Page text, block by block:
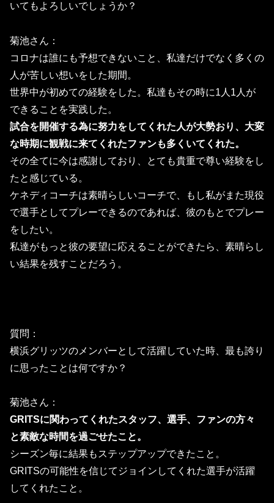
いてもよろしいでしょうか？
菊池さん：
コロナは誰にも予想できないこと、私達だけでなく多くの
人が苦しい想いをした期間。
世界中が初めての経験をした。私達もその時に1人1人が
できることを実践した。
試合を開催する為に努力をしてくれた人が大勢おり、大変
な時期に観戦に来てくれたファンも多くいてくれた。
その全てに今は感謝しており、とても貴重で尊い経験をし
たと感じている。
ケネディコーチは素晴らしいコーチで、もし私がまた現役
で選手としてプレーできるのであれば、彼のもとでプレー
をしたい。
私達がもっと彼の要望に応えることができたら、素晴らし
い結果を残すことだろう。
質問：
横浜グリッツのメンバーとして活躍していた時、 最も誇り
に思ったことは何ですか？
菊池さん：
GRITSに関わってくれたスタッフ、選手、ファンの方々
と素敵な時間を過ごせたこと。
シーズン毎に結果もステップアップできたこと。
GRITSの可能性を信じてジョインしてくれた選手が活躍
してくれたこと。